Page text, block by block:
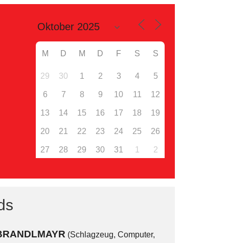
M D M D F S S
29 30 1 2 3 4 5
6 7 8 9 10 11 12
13 14 15 16 17 18 19
20 21 22 23 24 25 26
27 28 29 30 31 1 2
(Schlagzeug, Computer,